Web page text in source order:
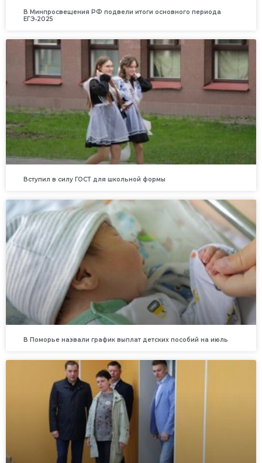
В Минпросвещения РФ подвели итоги основного периода
ЕГЭ‑2025
Вступил в силу ГОСТ для школьной формы
В Поморье назвали график выплат детских пособий на июль